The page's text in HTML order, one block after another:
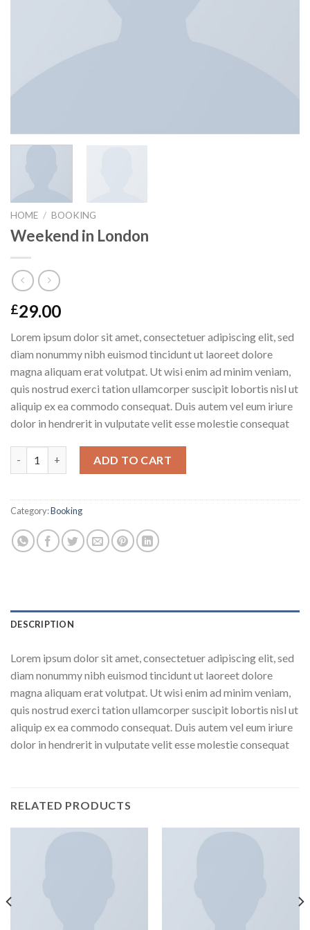
HOME / BOOKING
Weekend in London
£29.00
Lorem ipsum dolor sit amet, consectetuer adipiscing elit, sed
diam nonummy nibh euismod tincidunt ut laoreet dolore
magna aliquam erat volutpat. Ut wisi enim ad minim veniam,
quis nostrud exerci tation ullamcorper suscipit lobortis nisl ut
aliquip ex ea commodo consequat. Duis autem vel eum iriure
dolor in hendrerit in vulputate velit esse molestie consequat
ADD TO CART
Category:Booking
DESCRIPTION
Lorem ipsum dolor sit amet, consectetuer adipiscing elit, sed
diam nonummy nibh euismod tincidunt ut laoreet dolore
magna aliquam erat volutpat. Ut wisi enim ad minim veniam,
quis nostrud exerci tation ullamcorper suscipit lobortis nisl ut
aliquip ex ea commodo consequat. Duis autem vel eum iriure
dolor in hendrerit in vulputate velit esse molestie consequat
RELATED PRODUCTS